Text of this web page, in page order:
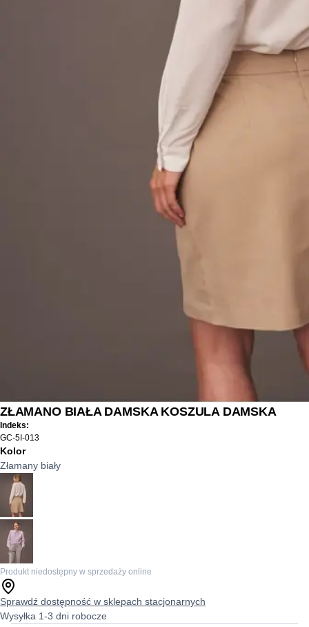
ZŁAMANO BIAŁA DAMSKA KOSZULA DAMSKA
Indeks:
GC-5I-013
Kolor
Złamany biały
Produkt niedostępny w sprzedaży online
Sprawdź dostępność w sklepach stacjonarnych
Wysyłka 1-3 dni robocze